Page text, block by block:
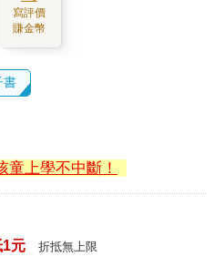
寫評價
賺金幣
書
上學不中斷！
1元 折抵無上限